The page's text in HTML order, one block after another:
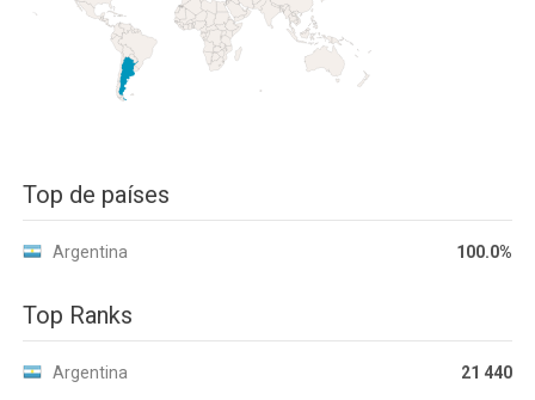
Top de países
Argentina 100.0%
Top Ranks
Argentina 21 440